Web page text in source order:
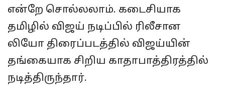
என்றே சொல்லலாம். கடைசியாக
தமிழில் விஜய் நடிப்பில் ரிலீசான
லியோ திரைப்படத்தில் விஜய்யின்
தங்கையாக சிறிய காதாபாத்திரத்தில்
நடித்திருந்தார்.